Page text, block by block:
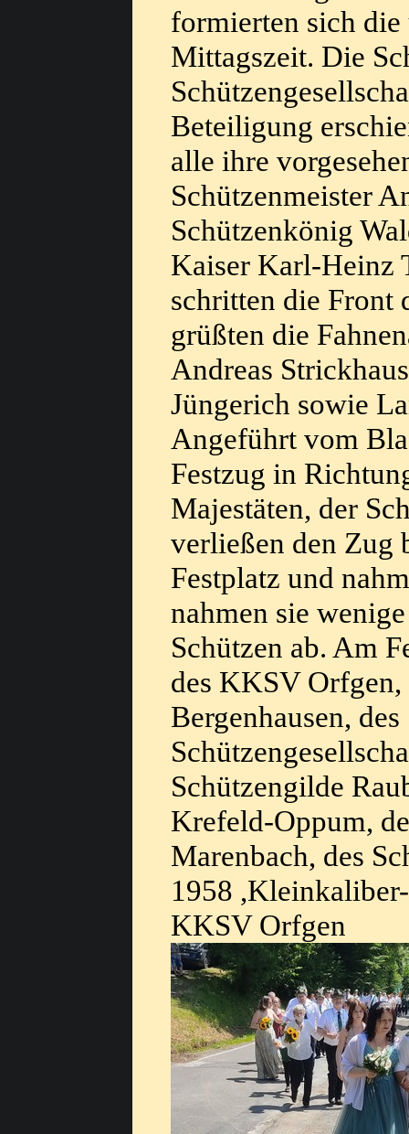
formierten sich
Mittagszeit. Die
Beteiligung
alle ihre
Schützenmeister
Schützenkönig
Kaiser Karl-Heinz
schritten die Front
grüßten die
Andreas
Jüngerich sowie
Angeführt vom
Festzug in
Majestäten, der
verließen den Zug
Festplatz und
nahmen sie
Schützen ab. Am
des KKSV Orfgen,
Bergenhausen,
Schützengilde
Krefeld-Oppum,
Marenbach, des
1958
KKSV Orfgen